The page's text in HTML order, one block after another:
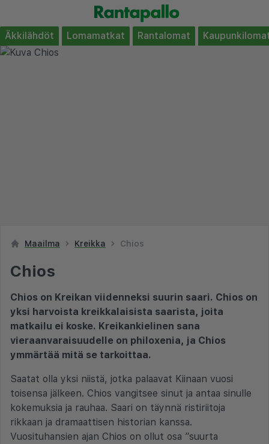
Äkkilähdöt Lomamatkat Rantalomat
Maailma Kreikka Chios
Chios
Chios on Kreikan viidenneksi suurin saari. Chios on
yksi harvoista kreikkalaisista saarista, joita
matkailu ei koske. Kreikankielinen sana
vieraanvaraisuudelle on philoxenia, ja Chios
ymmärtää mitä se tarkoittaa.
Saatat olla yksi niistä, jotka palaavat Kiinaan vuosi
toisensa jälkeen. Chios vangitsee sinut ja antaa sinulle
kokemuksia ja rauhaa. Saari on täynnä ristiriitoja
rikkaan ja dramaattisen historian kanssa.
Vuosituhansien ajan Chios on ollut osa ”suurta